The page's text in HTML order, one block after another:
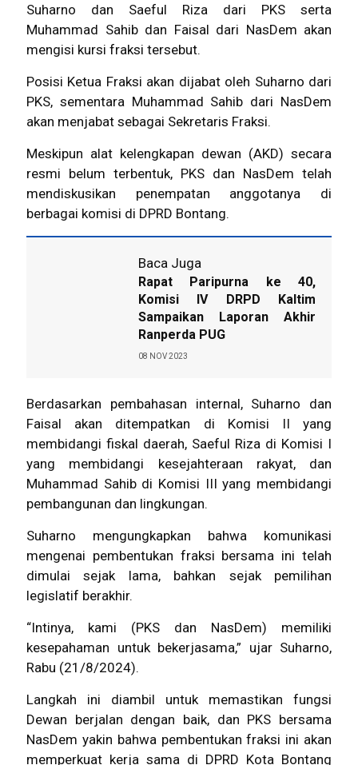
Suharno dan Saeful Riza dari PKS serta
Muhammad Sahib dan Faisal dari NasDem akan
mengisi kursi fraksi tersebut.
Posisi Ketua Fraksi akan dijabat oleh Suharno dari
PKS, sementara Muhammad Sahib dari NasDem
akan menjabat sebagai Sekretaris Fraksi.
Meskipun alat kelengkapan dewan (AKD) secara
resmi belum terbentuk, PKS dan NasDem telah
mendiskusikan penempatan anggotanya di
berbagai komisi di DPRD Bontang.
Baca Juga
Rapat Paripurna ke 40,
Komisi IV DRPD Kaltim
Sampaikan Laporan Akhir
Ranperda PUG
08 NOV 2023
Berdasarkan pembahasan internal, Suharno dan
Faisal akan ditempatkan di Komisi II yang
membidangi fiskal daerah, Saeful Riza di Komisi I
yang membidangi kesejahteraan rakyat, dan
Muhammad Sahib di Komisi III yang membidangi
pembangunan dan lingkungan.
Suharno mengungkapkan bahwa komunikasi
mengenai pembentukan fraksi bersama ini telah
dimulai sejak lama, bahkan sejak pemilihan
legislatif berakhir.
“Intinya, kami (PKS dan NasDem) memiliki
kesepahaman untuk bekerjasama,” ujar Suharno,
Rabu (21/8/2024).
Langkah ini diambil untuk memastikan fungsi
Dewan berjalan dengan baik, dan PKS bersama
NasDem yakin bahwa pembentukan fraksi ini akan
memperkuat kerja sama di DPRD Kota Bontang